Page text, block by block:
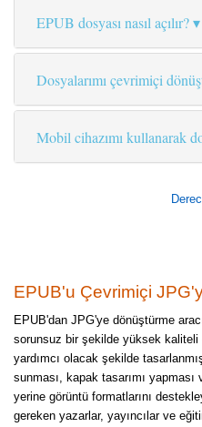
EPUB dosyası nasıl açılır?
Dosyalarımı çevrimiçi
Mobil cihazımı kullanarak
EPUB'u Çevrimiçi
EPUB'dan JPG'ye dönüştürme
sorunsuz bir şekilde yüksek kaliteli
yardımcı olacak şekilde
sunması, kapak tasarımı
yerine görüntü formatlarını
gereken yazarlar, yayıncılar ve